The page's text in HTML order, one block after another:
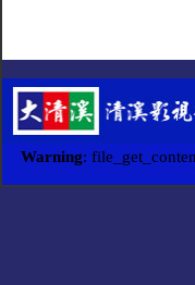
Warning: